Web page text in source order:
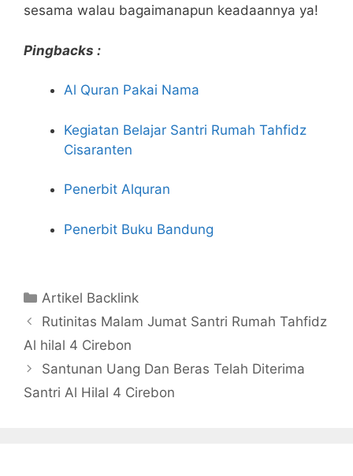
sesama walau bagaimanapun keadaannya ya!
Pingbacks :
Al Quran Pakai Nama
Kegiatan Belajar Santri Rumah Tahfidz
Cisaranten
Penerbit Alquran
Penerbit Buku Bandung
Kategori
Artikel Backlink
Rutinitas Malam Jumat Santri Rumah Tahfidz
Al hilal 4 Cirebon
Santunan Uang Dan Beras Telah Diterima
Santri Al Hilal 4 Cirebon